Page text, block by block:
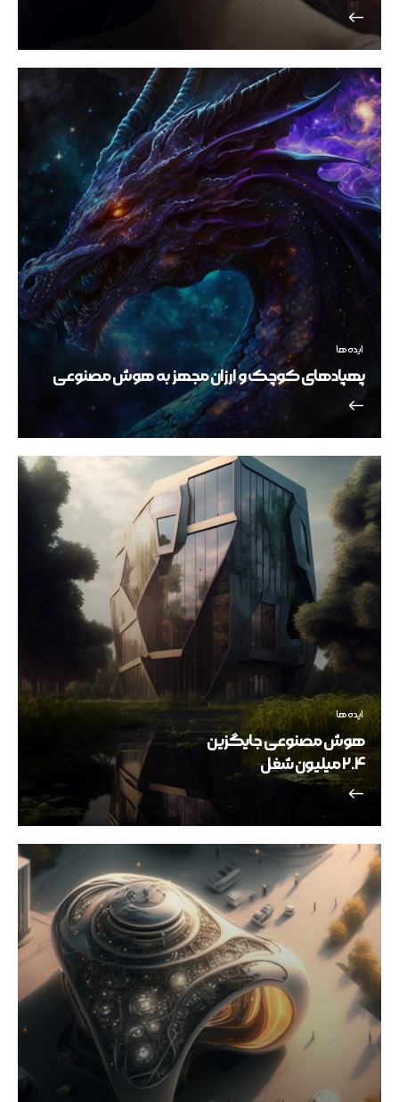
ایده ها
پهپادهای کوچک و ارزان مجهز به هوش مصنوعی
ایده ها
هوش مصنوعی جایگزین
2.4 میلیون شغل